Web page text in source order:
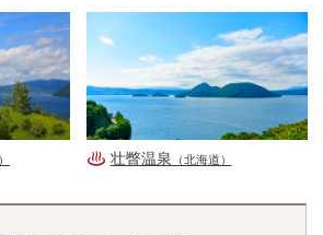
壮瞥温泉 （北海道）